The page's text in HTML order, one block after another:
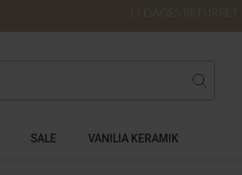
14 DAGES RETURRET
SALE VANILIA KERAMIK